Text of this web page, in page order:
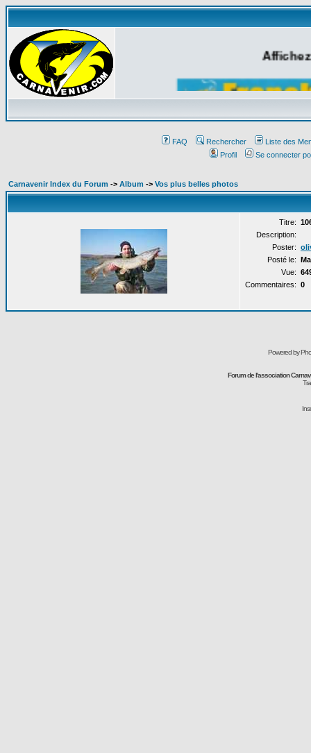
FAQ Rechercher
Liste des
Profil
Se connecter
Carnavenir Index du Forum -> Album -> Vos plus belles photos
Titre:
Description:
Poster:
Posté le:
Vue:
Commentaires: 0
Powered by
Forum de l'association